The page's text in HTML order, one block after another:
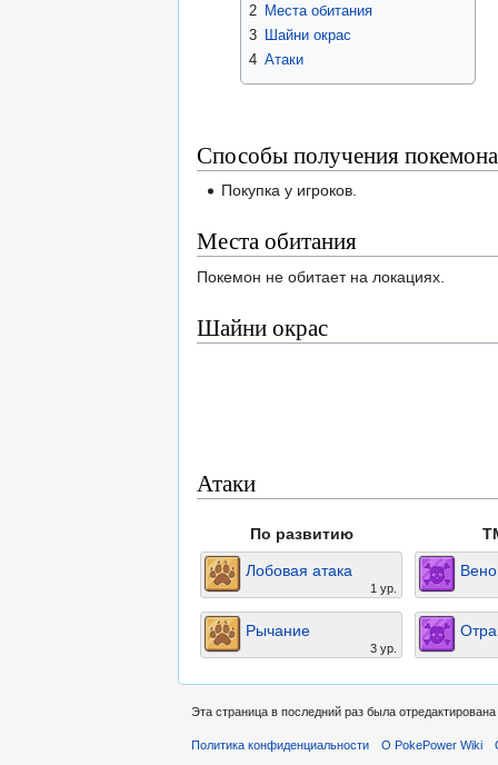
2 Места обитания
3
Шайни окрас
4 Атаки
Способы получения покемона
Покупка у игроков.
Места обитания
Покемон не обитает на локациях.
Шайни окрас
Атаки
По развитию
Лобовая атака
1 ур.
Рычание
3 ур.
Эта страница в последний раз была
Политика конфиденциальности О PokePower Wiki